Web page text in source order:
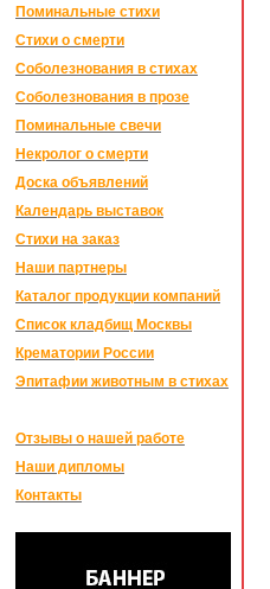
Поминальные стихи
Стихи о смерти
Соболезнования в стихах
Соболезнования в прозе
Поминальные свечи
Некролог о смерти
Доска объявлений
Календарь выставок
Стихи на заказ
Наши партнеры
Каталог продукции компаний
Список кладбищ Москвы
Крематории России
Эпитафии животным в стихах
Отзывы о нашей работе
Наши дипломы
Контакты